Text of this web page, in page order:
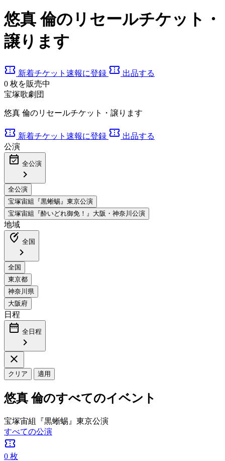
悠真 倫のリセールチケット・
譲ります
confirmation_number 新着チケット速報に登録 confirmation_number 出品する
0 枚を販売中
宝塚歌劇団
悠真 倫のリセールチケット・譲ります
confirmation_number 新着チケット速報に登録 confirmation_number 出品する
公演
event_available 全公演
chevron_right
地域
edit_location_alt 全国
chevron_right
日程
date_range 全日程
chevron_right
close
クリア 適用
悠真 倫のすべてのイベント
宝塚宙組『黒蜥蜴』東京公演
すべての公演
confirmation_number
0 枚